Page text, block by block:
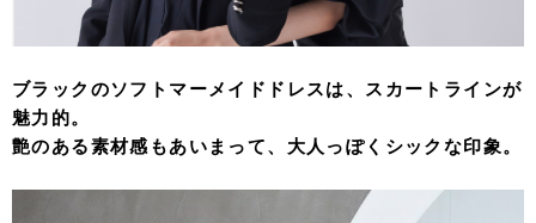
ブラックのソフトマーメイドドレスは、スカートラインが
魅力的。
艶のある素材感もあいまって、大人っぽくシックな印象。